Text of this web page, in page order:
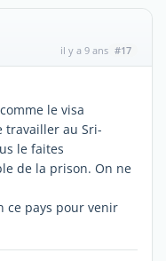
il y a 9 ans #17
le visa
travailler au Sri-
le faites
de la prison. On ne
ce pays pour venir